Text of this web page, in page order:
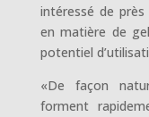
intéressé de
en matière de
potentiel
«De façon
forment